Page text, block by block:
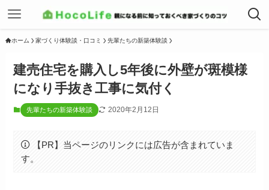
ホーム 家づくり体験談・口コミ 先輩たちの新築体験談
建売住宅を購入し5年後に外壁が斑模様
になり手抜き工事に気付く
先輩たちの新築体験談 2020年2月12日
【PR】当ページのリンクには広告が含まれていま
す。